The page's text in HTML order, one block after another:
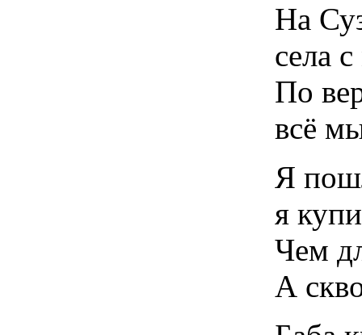
На
села
По
всё
Я
я
Чем
А